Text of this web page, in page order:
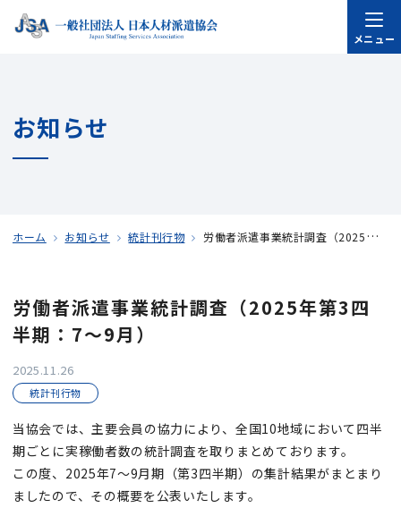
メニュー
お知らせ
ホーム お知らせ 統計刊行物 労働者派遣事業統計調査（2025年第3四半期：7～9月）
労働者派遣事業統計調査（2025年第3四
半期：7～9月）
2025.11.26
統計刊行物
当協会では、主要会員の協力により、全国10地域において四半
期ごとに実稼働者数の統計調査を取りまとめております。
この度、2025年7～9月期（第3四半期）の集計結果がまとまり
ましたので、その概要を公表いたします。